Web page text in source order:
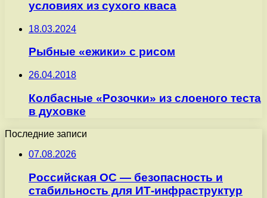
условиях из сухого кваса
18.03.2024
Рыбные «ежики» с рисом
26.04.2018
Колбасные «Розочки» из слоеного теста
в духовке
Последние записи
07.08.2026
Российская ОС — безопасность и
стабильность для ИТ-инфраструктур